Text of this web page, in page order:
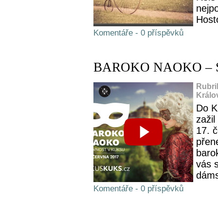
Komentáře - 0 příspěvků
BAROKO NAOKO –
Do
17.
vás
Komentáře - 0 příspěvků